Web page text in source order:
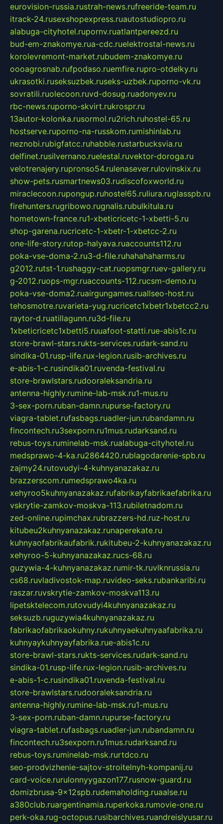
eurovision-russia.rustrah-news.rufreeride-team.ru
itrack-24.rusexshopexpress.ruautostudiopro.ru
alabuga-cityhotel.rupornv.ruatlantpereezd.ru
bud-em-znakomye.rua-cdc.ruelektrostal-news.ru
korolevremont-market.rubudem-znakomye.ru
oooagrosnab.rufpodaso.ruemfire.rupro-otdelky.ru
ukrasotki.ruseksuzbek.ruseks-uzbek.ruporno-vk.ru
sovratili.ruolecoon.ruvd-dosug.ruadonyev.ru
rbc-news.ruporno-skvirt.rukrospr.ru
13autor-kolonka.rusormol.ru2rich.ruhostel-65.ru
hostserve.ruporno-na-russkom.rumishinlab.ru
neznobi.rubigfatcc.ruhabble.rustarbucksvia.ru
delfinet.rusilvernano.ruelestal.ruvektor-doroga.ru
velotrenajery.rupronso54.rulenasever.rulovinskix.ru
show-pets.rusmartnews03.rudiscofoxworld.ru
miraclecoon.rupongup.ruhostel65.ruliura.ruglasspb.ru
firehunters.rugribowo.rugnalis.rubulkitula.ru
hometown-france.ru1-xbeticricetc-1-xbetti-5.ru
shop-garena.rucricetc-1-xbetr-1-xbetcc-2.ru
one-life-story.rutop-halyava.ruaccounts112.ru
poka-vse-doma-2.ru3-d-file.ruhahahaharms.ru
g2012.rutst-1.rushaggy-cat.ruopsmgr.ruev-gallery.ru
g-2012.ruops-mgr.ruaccounts-112.rucsm-demo.ru
poka-vse-doma2.ruairgungames.ruallseo-host.ru
tehosmotre.ruvarieta-yug.rucricetc1xbetr1xbetcc2.ru
raytor-d.ruatillagunn.ru3d-file.ru
1xbeticricetc1xbetti5.ruuafoot-statti.rue-abis1c.ru
store-brawl-stars.rukts-services.rudark-sand.ru
sindika-01.rusp-life.rux-legion.rusib-archives.ru
e-abis-1-c.rusindika01.ruvenda-festival.ru
store-brawlstars.rudooraleksandria.ru
antenna-highly.rumine-lab-msk.ru1-mus.ru
3-sex-porn.ruban-damn.rupurse-factory.ru
viagra-tablet.rufasbags.ruadler-jun.rubandamn.ru
fincontech.ru3sexporn.ru1mus.rudarksand.ru
rebus-toys.ruminelab-msk.rualabuga-cityhotel.ru
medsprawo-4-ka.ru2864420.rublagodarenie-spb.ru
zajmy24.rutovudyi-4-kuhnyanazakaz.ru
brazzerscom.rumedsprawo4ka.ru
xehyroo5kuhnyanazakaz.rufabrikayfabrikaefabrika.ru
vskrytie-zamkov-moskva-113.rubiletnadom.ru
zed-online.rupimchax.rubrazzers-hd.ruz-host.ru
kitubeu2kuhnyanazakaz.runaperekate.ru
kuhnyaofabrikaufabrik.rukitubeu-2-kuhnyanazakaz.ru
xehyroo-5-kuhnyanazakaz.rucs-68.ru
guzywia-4-kuhnyanazakaz.rumir-tk.ruvlknrussia.ru
cs68.ruvladivostok-map.ruvideo-seks.rubankaribi.ru
raszar.ruvskrytie-zamkov-moskva113.ru
lipetsktelecom.rutovudyi4kuhnyanazakaz.ru
seksuzb.ruguzywia4kuhnyanazakaz.ru
fabrikaofabrikaokuhny.rukuhnyaekuhnyaafabrika.ru
kuhnyaykuhnyayfabrika.rue-abis1c.ru
store-brawl-stars.rukts-services.rudark-sand.ru
sindika-01.rusp-life.rux-legion.rusib-archives.ru
e-abis-1-c.rusindika01.ruvenda-festival.ru
store-brawlstars.rudooraleksandria.ru
antenna-highly.rumine-lab-msk.ru1-mus.ru
3-sex-porn.ruban-damn.rupurse-factory.ru
viagra-tablet.rufasbags.ruadler-jun.rubandamn.ru
fincontech.ru3sexporn.ru1mus.rudarksand.ru
rebus-toys.ruminelab-msk.rurtdco.ru
seo-prodvizhenie-sajtov-stroitelnyh-kompanij.ru
card-voice.rurulonnyygazon177.rusnow-guard.ru
domizbrusa-9x12spb.rudemaholding.ruaalse.ru
a380club.ruargentinamia.ruperkoka.rumovie-one.ru
perk-oka.rug-octopus.rusibarchives.ruandreislyusar.ru